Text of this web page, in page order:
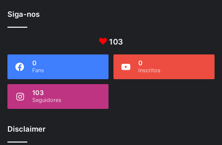
Siga-nos
103
0
Fans
0
Inscritos
103
Seguidores
Disclaimer